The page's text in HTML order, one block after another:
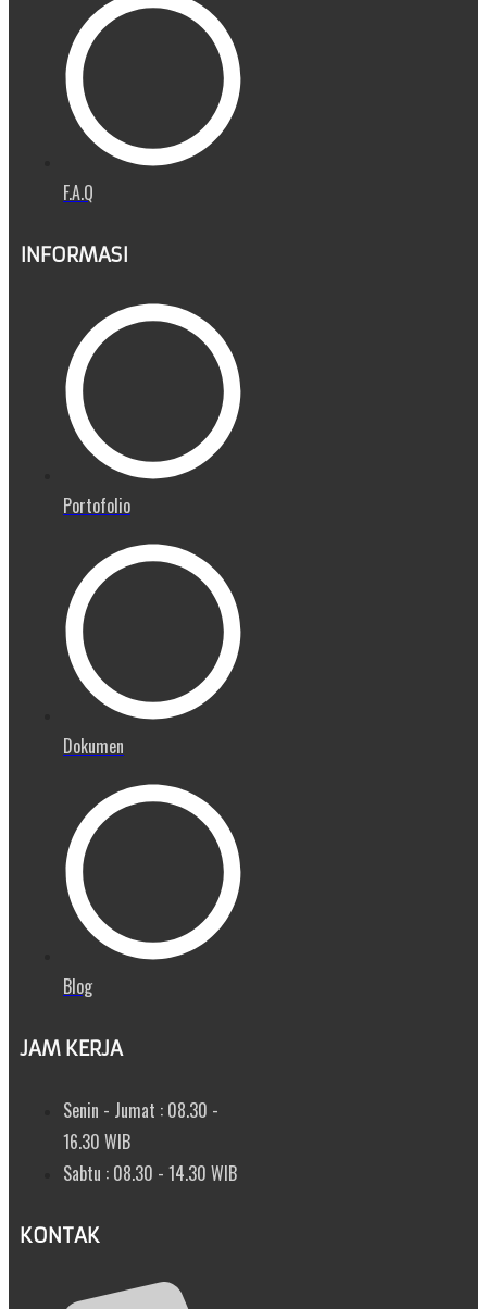
F.A.Q
INFORMASI
Portofolio
Dokumen
Blog
JAM KERJA
Senin - Jumat : 08.30 -
16.30 WIB
Sabtu : 08.30 - 14.30 WIB
KONTAK